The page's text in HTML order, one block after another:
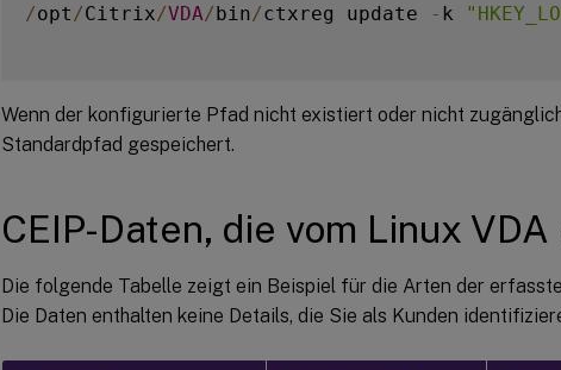
/opt /Citrix/VDA/bin/ctxreg update - k
Wenn der konfigurierte Pfad nicht existiert oder nicht
Standardpfad gespeichert.
CEIP-Daten, die vom Linux
Die folgende Tabelle zeigt ein Beispiel für die Arten der
Die Daten enthalten keine Details, die Sie als Kunden